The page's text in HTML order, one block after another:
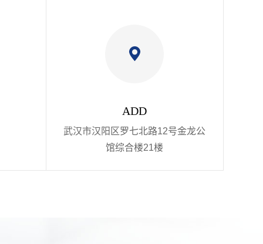
ADD
武汉市汉阳区罗七北路12号金龙公
馆综合楼21楼